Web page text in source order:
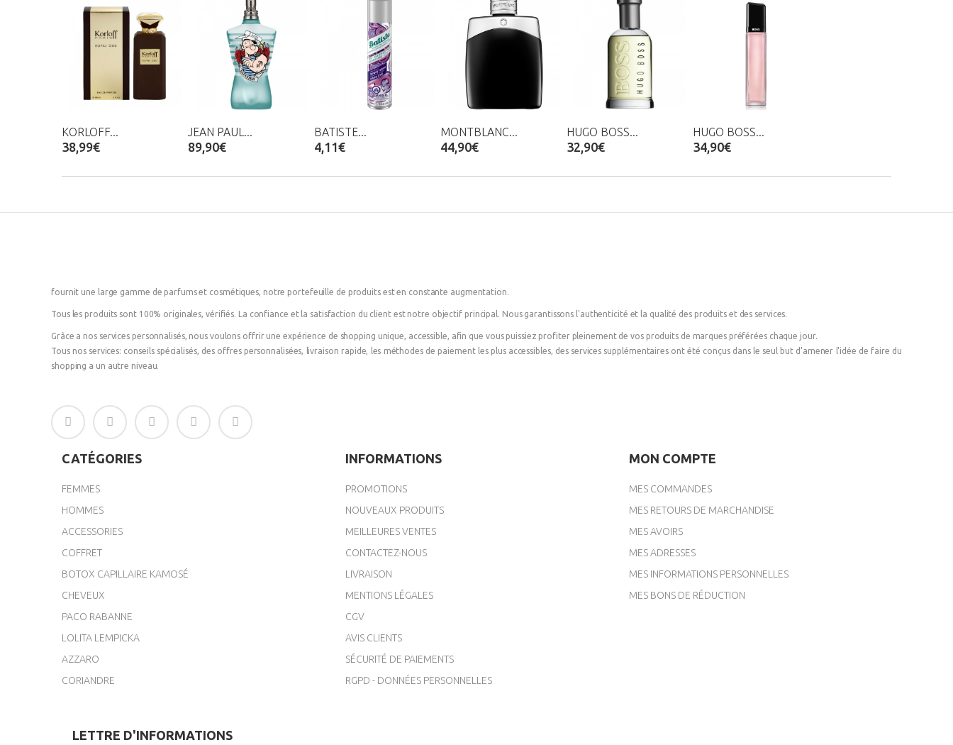
KORLOFF...
38,99€
JEAN PAUL...
89,90€
BATISTE...
4,11€
MONTBLANC...
44,90€
HUGO BOSS...
32,90€
HUGO BOSS...
34,90€
fournit une large gamme de parfums et cosmétiques, notre portefeuille de produits est en constante augmentation.
Tous les produits sont 100% originales, vérifiés. La confiance et la satisfaction du client est notre objectif principal. Nous garantissons l'authenticité et la qualité des produits et des services.
Grâce a nos services personnalisés, nous voulons offrir une expérience de shopping unique, accessible, afin que vous puissiez profiter pleinement de vos produits de marques préférées chaque jour.
Tous nos services: conseils spécialisés, des offres personnalisées, livraison rapide, les méthodes de paiement les plus accessibles, des services supplémentaires ont été conçus dans le seul but d'amener l'idée de faire du
shopping a un autre niveau.
CATÉGORIES
FEMMES
HOMMES
ACCESSORIES
COFFRET
BOTOX CAPILLAIRE KAMOSÉ
CHEVEUX
PACO RABANNE
LOLITA LEMPICKA
AZZARO
CORIANDRE
INFORMATIONS
PROMOTIONS
NOUVEAUX PRODUITS
MEILLEURES VENTES
CONTACTEZ-NOUS
LIVRAISON
MENTIONS LÉGALES
CGV
AVIS CLIENTS
SÉCURITÉ DE PAIEMENTS
RGPD - DONNÉES PERSONNELLES
MON COMPTE
MES COMMANDES
MES RETOURS DE MARCHANDISE
MES AVOIRS
MES ADRESSES
MES INFORMATIONS PERSONNELLES
MES BONS DE RÉDUCTION
LETTRE D'INFORMATIONS